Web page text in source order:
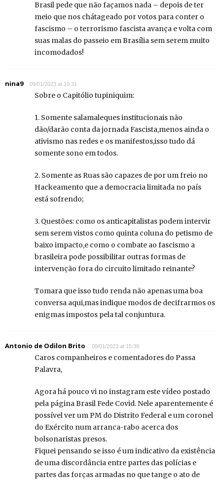
Brasil pede que não façamos nada – depois de ter
meio que nos chátageado por votos para conter o
fascismo – o terrorismo fascista avança e volta com
suas malas do passeio em Brasília sem serem muito
incomodados!
nina9 09/01/2023 at 10:31
Sobre o Capitólio tupiniquim:
1. Somente salamaleques institucionais não
dão/darão conta da jornada Fascista,menos ainda o
ativismo nas redes e os manifestos,isso tudo dá
somente sono em todos.
2. Somente as Ruas são capazes de por um freio no
Hackeamento que a democracia limitada no país
está sofrendo;
3. Questões: como os anticapitalistas podem intervir
sem serem vistos como quinta coluna do petismo de
baixo impacto,e como o combate ao fascismo a
brasileira pode possibilitar outras formas de
intervenção fora do circuito limitado reinante?
Tomara que isso tudo renda não apenas uma boa
conversa aqui,mas indique modos de decifrarmos os
enigmas impostos pela tal conjuntura.
Antonio de Odilon Brito 09/01/2023 at 15:39
Caros companheiros e comentadores do Passa
Palavra,
Agora há pouco vi no instagram este vídeo postado
pela página Brasil Fede Covid. Nele aparentemente é
possível ver um PM do Distrito Federal e um coronel
do Exército num arranca-rabo acerca dos
bolsonaristas presos.
Fiquei pensando se isso é um indicativo da existência
de uma discordância entre partes das polícias e
partes das forças armadas no que tange o ato de